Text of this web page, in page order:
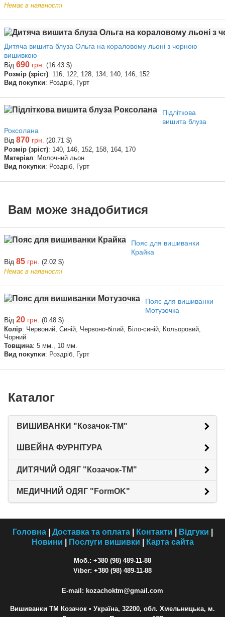
Немає в наявності
Дитяча вишита блуза Ольга на кораловому льоні з чорною
вишивкою
Від 690 грн. (16.43 $)
Розмір (зріст): 116, 122, 128, 134, 140, 146, 152
Вид покупки: Роздріб, Гурт
Підліткова
вишита блуза
Роксолана
Від 870 грн. (20.71 $)
Розмір (зріст): 140, 146, 152, 158, 164, 170
Матеріал: Молочний льон
Вид покупки: Роздріб, Гурт
Вам може знадобитися
Пояс для вишиванки
Крайка
Від 85 грн. (2.02 $)
Немає в наявності
Пояс для вишиванки
Мотузочка
Від 20 грн. (0.48 $)
Колір: Червоний, Синій, Червоно-білий, Біло-синій, Кольоровий,
Чорний
Товщина: 5 мм., 10 мм.
Вид покупки: Роздріб, Гурт
Каталог
ВИШИВАНКИ "Козачок-ТМ"
ШВЕЙНА ФУРНІТУРА
ДИТЯЧИЙ ОДЯГ "Козачок-ТМ"
МЕДИЧНИЙ ОДЯГ "FormOK"
Головна| Доставка та оплата| Контакти Відгуки
Новини
Послуги вишивки Карта сайта
Моб.: +380 (98) 489-11-88
Viber: +380 (98) 489-11-88
E-mail: kozachoktm@gmail.com
Вишиванки ТМ Козачок • Україна, 32200, обл. Хмельницька, м.